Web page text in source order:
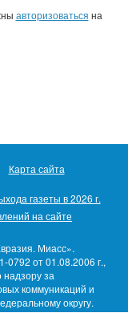
авторизоваться на
Карта сайта
газеты в 2026 г.
на сайте
Миасс».
от 01.08.2006 г.,
за
коммуникаций и
округу.